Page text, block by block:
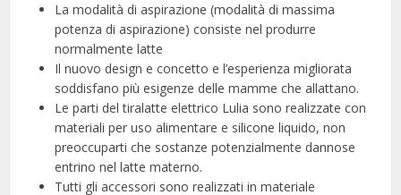
La modalità di aspirazione (modalità di massima
potenza di aspirazione) consiste nel produrre
normalmente latte
Il nuovo design e concetto e l’esperienza migliorata
soddisfano più esigenze delle mamme che allattano.
Le parti del tiralatte elettrico Lulia sono realizzate con
materiali per uso alimentare e silicone liquido, non
preoccuparti che sostanze potenzialmente dannose
entrino nel latte materno.
Tutti gli accessori sono realizzati in materiale